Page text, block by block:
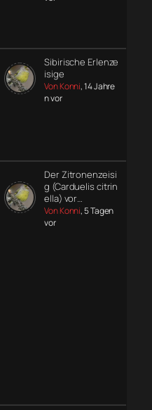
Sibirische Erlenze
isige
Von Konni, 14 Jahre
n vor
Der Zitronenzeisi
g (Carduelis citrin
ella) vor…
Von Konni, 5 Tagen
vor